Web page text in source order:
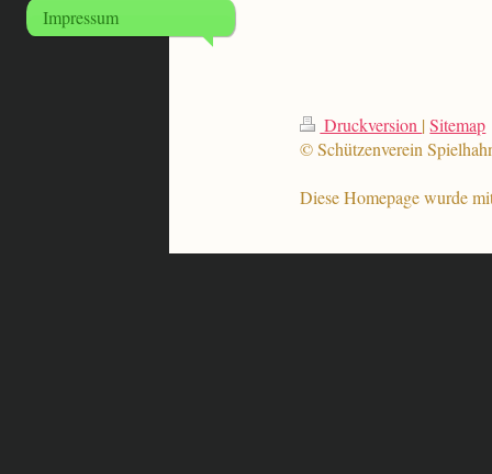
Impressum
Druckversion | Sitemap
© Schützenverein
Diese Homepage wurde